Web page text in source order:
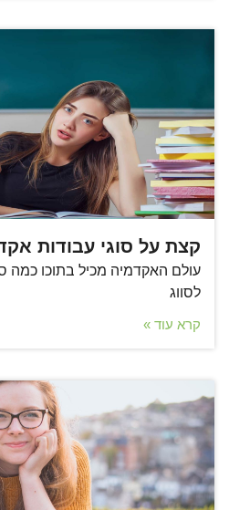
קצת על סוגי עבודות
עולם האקדמיה מכיל בתוכו כמה
לסווג
קרא עוד »